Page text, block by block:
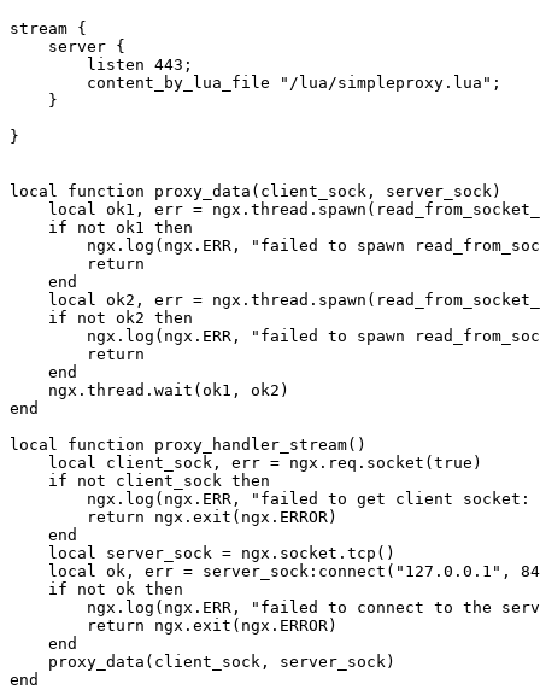
stream {
    server {
        listen 443;
        content_by_lua_file "/lua/simpleproxy.lua";
    }
}
local function proxy_data(client_sock, server_sock)
local ok1, err =
    if not ok1 then
ngx.log(ngx.ERR, "failed to spawn
        return
    end
local ok2, err =
    if not ok2 then
ngx.log(ngx.ERR, "failed to spawn
        return
    end
    ngx.thread.wait(ok1, ok2)
end
local function proxy_handler_stream()
    local client_sock, err = ngx.req.socket(true)
    if not client_sock then
ngx.log(ngx.ERR, "failed to get client socket:
        return ngx.exit(ngx.ERROR)
    end
    local server_sock = ngx.socket.tcp()
local ok, err = server_sock:connect("127.0.0.1",
    if not ok then
ngx.log(ngx.ERR, "failed to connect to the
        return ngx.exit(ngx.ERROR)
    end
    proxy_data(client_sock, server_sock)
end